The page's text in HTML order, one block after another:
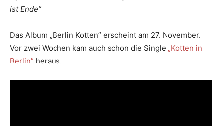
ist Ende”
Das Album „Berlin Kotten” erscheint am 27. November.
Vor zwei Wochen kam auch schon die Single „Kotten in
Berlin” heraus.